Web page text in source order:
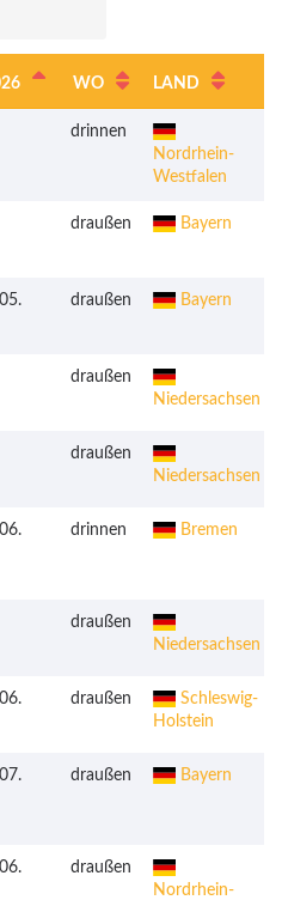
WO LAND
drinnen
Nordrhein-
Westfalen
draußen Bayern
draußen Bayern
draußen
Niedersachsen
draußen
Niedersachsen
drinnen Bremen
draußen
Niedersachsen
draußen
Schleswig-
Holstein
draußen Bayern
draußen
Nordrhein-